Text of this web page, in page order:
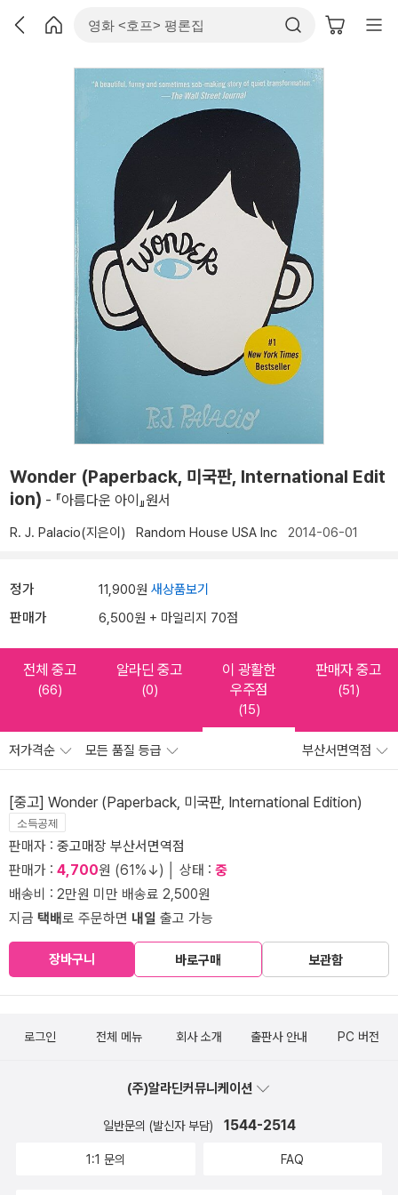
Wonder (Paperback, 미국판, International Edit
ion) - 『아름다운 아이』원서
R. J. Palacio(지은이) Random House USA Inc 2014-06-01
정가 11,900원 새상품보기
판매가 6,500원 + 마일리지 70점
전체 중고
(66)
알라딘 중고
(0)
이 광활한
우주점
(15)
판매자 중고
(51)
저가격순 모든 품질 등급 부산서면역점
[중고] Wonder (Paperback, 미국판, International Edition)
소득공제
판매자 : 중고매장 부산서면역점
판매가 : 4,700원 (61%↓) │ 상태 : 중
배송비 : 2만원 미만 배송료 2,500원
지금 택배로 주문하면 내일 출고 가능
장바구니 바로구매 보관함
로그인 전체 메뉴 회사 소개 출판사 안내 PC 버전
(주)알라딘커뮤니케이션
일반문의 (발신자 부담) 1544-2514
1:1 문의 FAQ